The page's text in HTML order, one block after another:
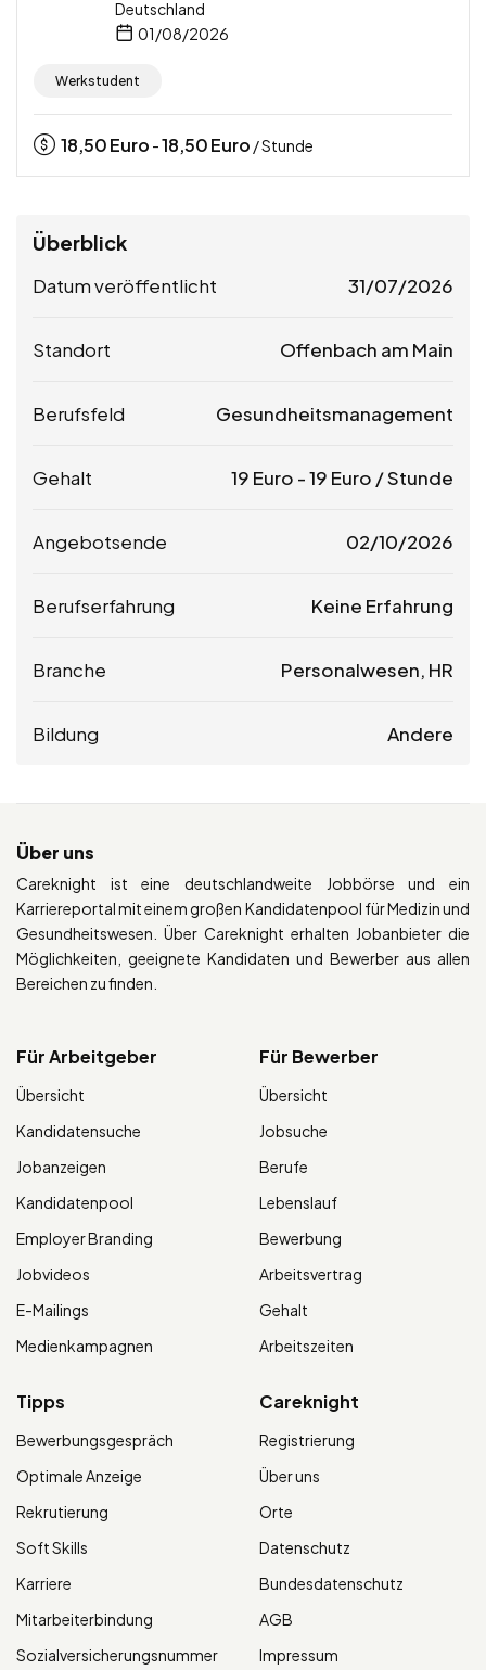
Deutschland
01/08/2026
Werkstudent
18,50Euro -18,50Euro / Stunde
Überblick
Datum veröffentlicht 31/07/2026
Standort Offenbach am Main
Berufsfeld Gesundheitsmanagement
Gehalt 19 Euro -19 Euro / Stunde
Angebotsende 02/10/2026
Berufserfahrung Keine Erfahrung
Branche Personalwesen, HR
Bildung Andere
Über uns
Careknight ist eine deutschlandweite Jobbörse und ein
Karriereportal mit einem großen Kandidatenpool für Medizin und
Gesundheitswesen. Über Careknight erhalten Jobanbieter die
Möglichkeiten, geeignete Kandidaten und Bewerber aus allen
Bereichen zu finden.
Für Arbeitgeber
Übersicht
Kandidatensuche
Jobanzeigen
Kandidatenpool
Employer Branding
Jobvideos
E-Mailings
Medienkampagnen
Für Bewerber
Übersicht
Jobsuche
Berufe
Lebenslauf
Bewerbung
Arbeitsvertrag
Gehalt
Arbeitszeiten
Tipps
Bewerbungsgespräch
Optimale Anzeige
Rekrutierung
Soft Skills
Karriere
Mitarbeiterbindung
Sozialversicherungsnummer
Careknight
Registrierung
Über uns
Orte
Datenschutz
Bundesdatenschutz
AGB
Impressum